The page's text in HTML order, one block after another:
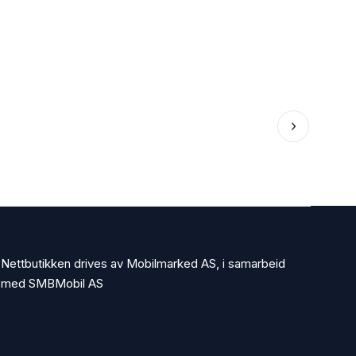
Nettbutikken drives av Mobilmarked AS, i samarbeid
med SMBMobil AS